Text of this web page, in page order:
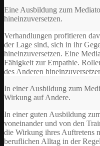
Eine Ausbildung zum
hineinzuversetzen.
Verhandlungen profitieren
der Lage sind, sich in ihr
hineinzuversetzen. Eine
Fähigkeit zur Empathie.
des Anderen
In einer Ausbildung zum
Wirkung auf Andere.
In einer guten Ausbildung
voneinander und von den
die Wirkung ihres Auftretens
beruflichen Alltag in der